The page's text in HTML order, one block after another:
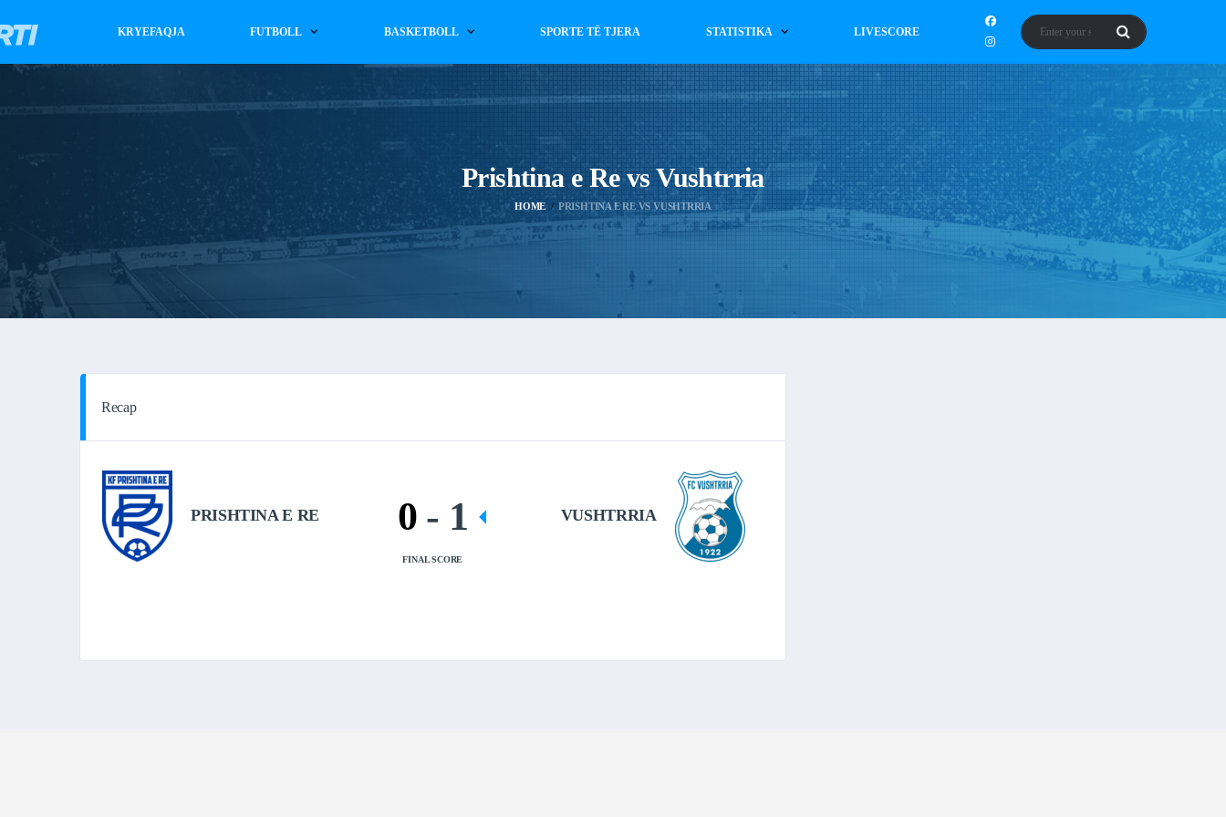
KRYEFAQJA FUTBOLL BASKETBOLL SPORTE TË TJERA STATISTIKA LIVESCORE
Prishtina e Re vs Vushtrria
HOME PRISHTINA E RE VS VUSHTRRIA
Recap
PRISHTINA E RE VUSHTRRIA
0 - 1
FINAL SCORE